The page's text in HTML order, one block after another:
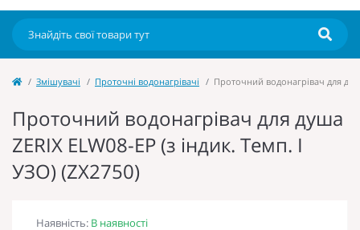
Змішувачі Проточні водонагрівачі Проточний водонагрівач для
Проточний водонагрівач для душа
ZERIX ELW08-EP (з індик. Темп. І
УЗО) (ZX2750)
Наявність: В наявності